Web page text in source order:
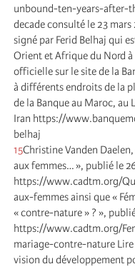
unbound-ten-years-after-
decade consulté le 23
signé par Ferid Belhaj qui
Orient et Afrique du Nord
officielle sur le site de la
à différents endroits de la
de la Banque au Maroc, au
Iran https://
belhaj
15Christine Vanden
aux femmes… », publié le
https://www.cadtm.org/
aux-femmes ainsi que «
« contre-nature » ? »,
https://www.cadtm.org/
mariage-contre-nature
vision du développement